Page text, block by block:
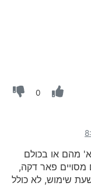
0
מהם או בכולם
פאר דקה,
שיוצא 3 ש"ח לשעת שימוש, לא כולל